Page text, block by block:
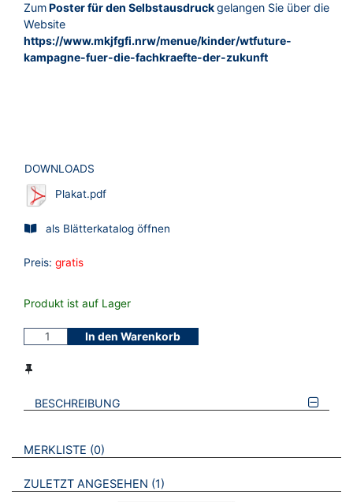
ZumPoster für den Selbstausdruckgelangen Sie über die
Website
https://www.mkjfgfi.nrw/menue/kinder/wtfuture-
kampagne-fuer-die-fachkraefte-der-zukunft
DOWNLOADS
Plakat.pdf
als Blätterkatalog öffnen
Preis: gratis
Produkt ist auf Lager
In den Warenkorb
BESCHREIBUNG
VERWEISE AUF VERMERKTE- ODER ZULETZT ANGESEHENE
MERKLISTE 0 BROSCHÜREN
ZULETZT ANGESEHEN 1 BROSCHÜREN